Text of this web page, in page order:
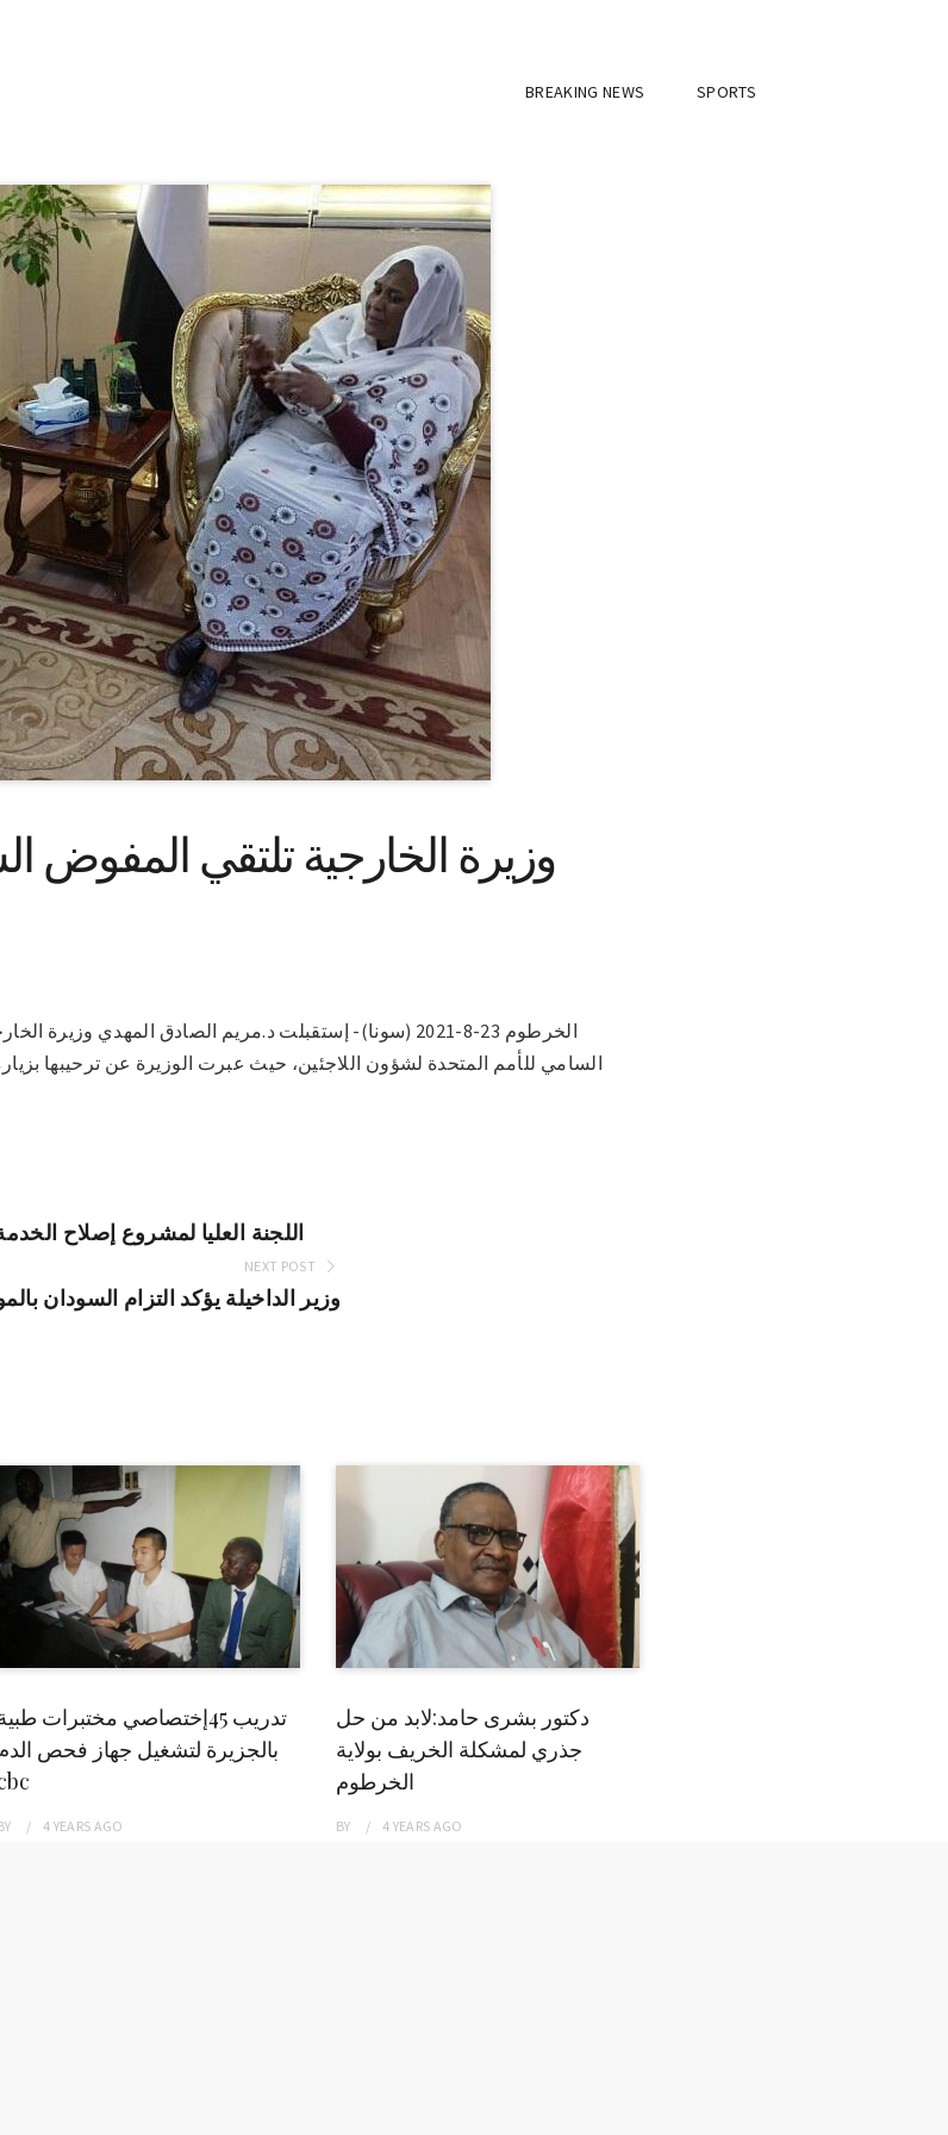
BREAKING NEWS SPORTS
وزيرة الخارجية تلتقي المفوض
الخرطوم 23-8-2021 (سونا)- إستقبلت د.مريم الصادق المهدي
السامي للأمم المتحدة لشؤون اللاجئين، حيث عبرت الوزيرة عن ترحيبها
اللجنة العليا لمشروع إصلاح
NEXT POST
وزير الداخيلة يؤكد التزام السودان
تدريب 45إختصاصي مختبرات
بالجزيرة لتشغيل جهاز فحص
4 YEARS AGO
دكتور بشرى حامد:لابد من حل
جذري لمشكلة الخريف بولاية
الخرطوم
BY 4 YEARS AGO